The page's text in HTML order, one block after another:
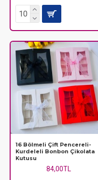
16 Bölmeli Çift Pencereli-
Kurdeleli Bonbon Çikolata
Kutusu
84,00TL